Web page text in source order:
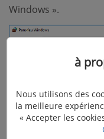
Windows ».
à
Nous utilisons des
la meilleure
« Accepter les